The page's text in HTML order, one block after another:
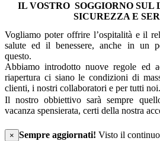
IL VOSTRO SOGGIORNO SUL
SICUREZZA E
Vogliamo poter offrire l’ospitalità e il
salute ed il benessere, anche in un
questo.
Abbiamo introdotto nuove regole ed
riapertura ci siano le condizioni di
clienti, i nostri collaboratori e per tutti noi.
Il nostro obbiettivo sarà sempre
vacanza spensierata, certi della nostra
× Sempre aggiornati! Visto il